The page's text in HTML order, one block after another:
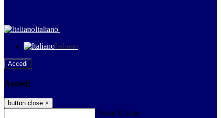
Italiano
Italiano
Accedi
Accedi
button close ×
Nome Utente